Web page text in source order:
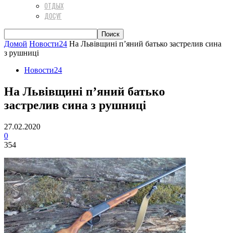
ОТДЫХ
ДОСУГ
Домой Новости24 На Львівщині п’яний батько застрелив сина
з рушниці
Новости24
На Львівщині п’яний батько
застрелив сина з рушниці
27.02.2020
0
354